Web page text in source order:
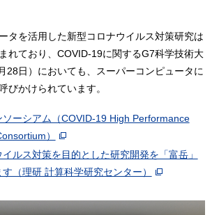
タを活用した新型コロナウイルス対策研究は
れており、COVID-19に関するG7科学技術大
28日）においても、スーパーコンピュータに
びかけられています。
ソーシアム（COVID-19 High Performance
）
ルス対策を目的とした研究開発を「富岳」
す（理研 計算科学研究センター）